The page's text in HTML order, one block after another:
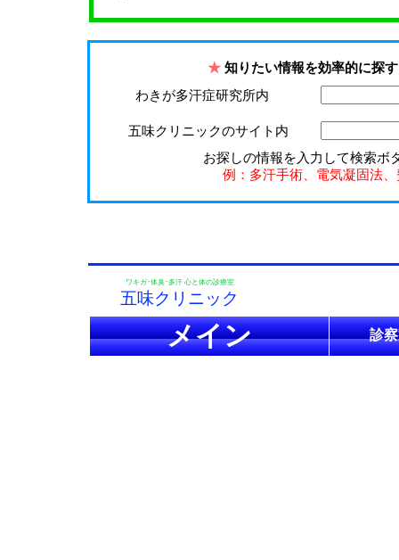
★ 知りたい情報を効率的に探
わきが多汗症研究所内
五味クリニックのサイト内
お探しの情報を入力して検索ボ
例：多汗手術、電気凝固法
ワキガ･体臭･多汗 心と体の診療室
五味クリニック
メイン 診